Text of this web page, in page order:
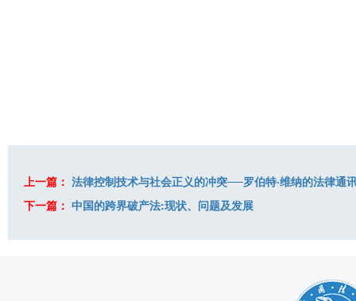
上一篇： 法律控制技术与社会正义的冲突──罗伯特·维纳的法律通
下一篇： 中国的跨界破产法:现状、问题及发展